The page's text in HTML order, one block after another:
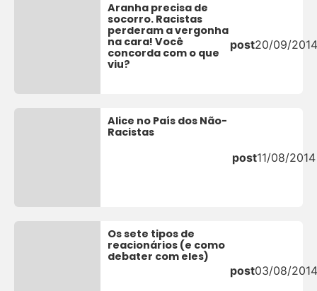
Aranha precisa de
socorro. Racistas
perderam a vergonha
na cara! Você
concorda com o que
viu?
post20/09/
Alice no País dos Não-
Racistas
post11/08/2014
Os sete tipos de
reacionários (e como
debater com eles)
post03/08/